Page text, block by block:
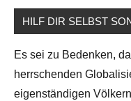
HILF DIR SELBST
Es sei zu Bedenken,
herrschenden
eigenständigen